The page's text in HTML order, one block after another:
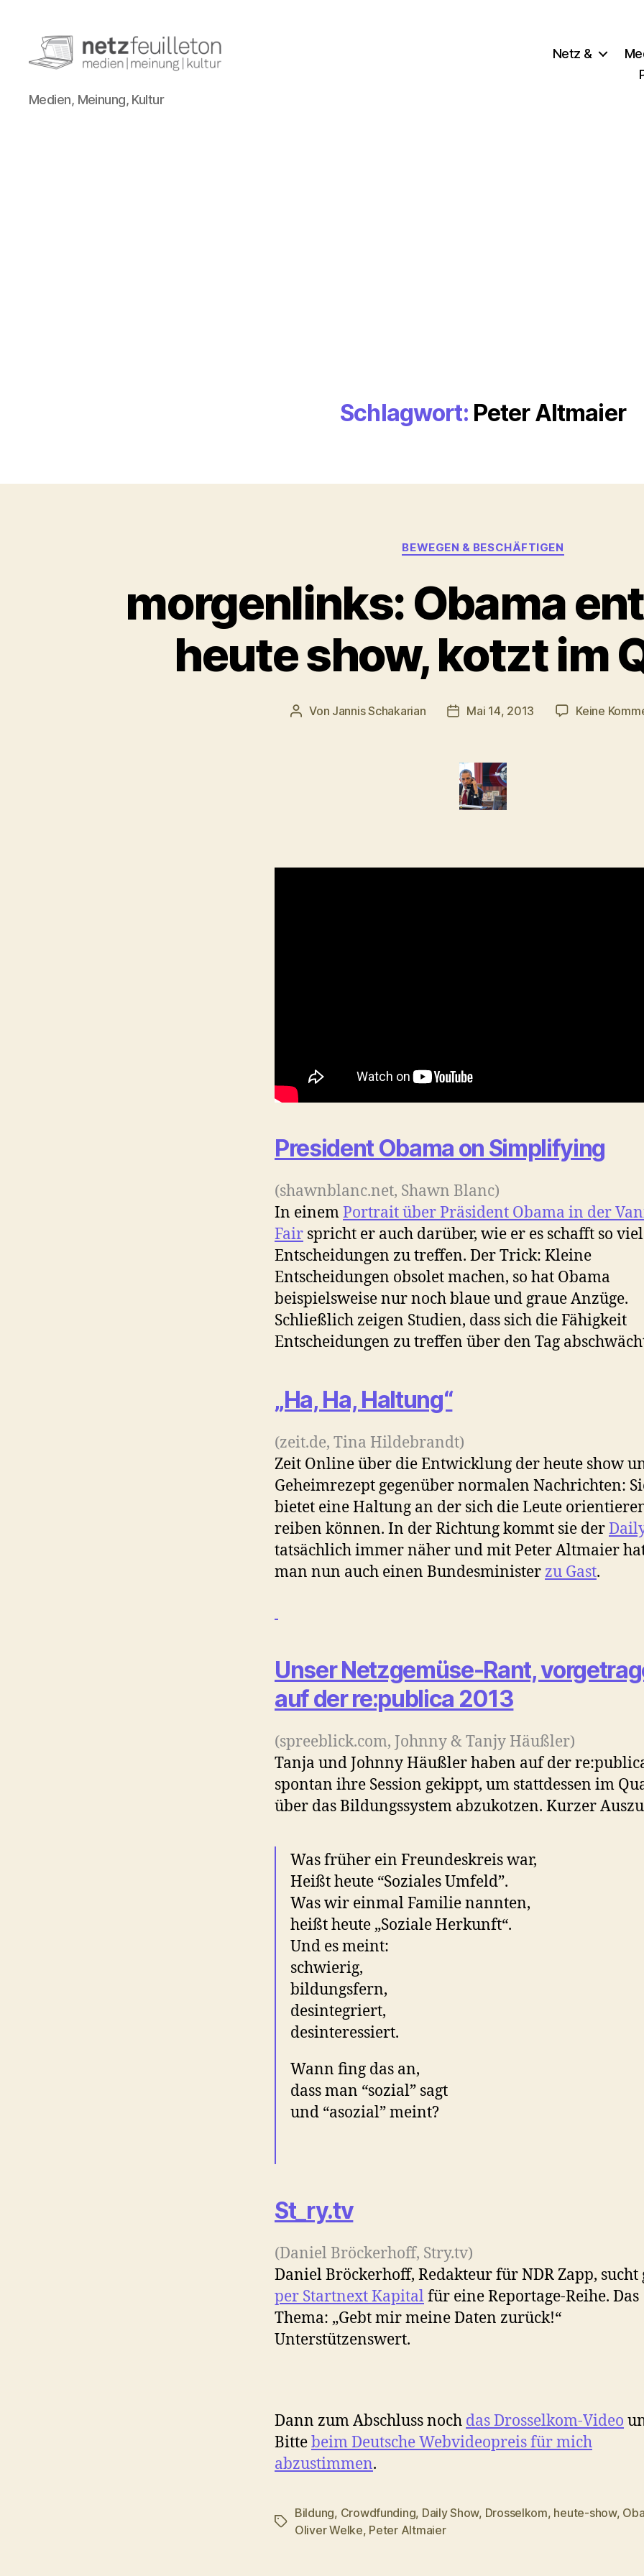
netzfeuilleton.de
Medien, Meinung, Kultur
Netz &
Schlagwort: Peter Altmaier
Kategorien
BEWEGEN & BESCHÄFTIGEN
morgenlinks: Obama
heute show, kotzt im
Beitragsautor
Von Jannis Schakarian Veröffentlichungsdatum
Mai 14, 2013 Keine
President Obama on Simplifying
(shawnblanc.net, Shawn Blanc)
In einemPortrait über Präsident Obama in der
Fair spricht er auch darüber, wie er es schafft so
Entscheidungen zu treffen. Der Trick: Kleine
Entscheidungen obsolet machen, so hat Obama
beispielsweise nur noch blaue und graue Anzüge.
Schließlich zeigen Studien, dass sich die Fähigkeit
Entscheidungen zu treffen über den Tag
„Ha, Ha, Haltung“
(zeit.de, Tina Hildebrandt)
Zeit Online über die Entwicklung der heute show
Geheimrezept gegenüber normalen Nachrichten:
bietet eine Haltung an der sich die Leute
reiben können. In der Richtung kommt sie der
tatsächlich immer näher und mit Peter Altmaier
man nun auch einen Bundesminister zu Gast.
Unser Netzgemüse-Rant,
auf der re:publica 2013
(spreeblick.com, Johnny & Tanjy Häußler)
Tanja und Johnny Häußler haben auf der
spontan ihre Session gekippt, um stattdessen im
über das Bildungssystem abzukotzen. Kurzer
Was früher ein Freundeskreis war,
Heißt heute “Soziales Umfeld”.
Was wir einmal Familie nannten,
heißt heute „Soziale Herkunft“.
Und es meint:
schwierig,
bildungsfern,
desintegriert,
desinteressiert.
Wann fing das an,
dass man “sozial” sagt
und “asozial” meint?
St_ry.tv
(Daniel Bröckerhoff, Stry.tv)
Daniel Bröckerhoff, Redakteur für NDR Zapp, sucht
per Startnext Kapitalfür eine Reportage-Reihe. Das
Thema: „Gebt mir meine Daten zurück!“
Unterstützenswert.
Dann zum Abschluss noch das Drosselkom-Video
Bittebeim Deutsche Webvideopreis für mich
abzustimmen.
Schlagwörter
Bildung, Crowdfunding, Daily Show, Drosselkom, heute-show,
Oliver Welke, Peter Altmaier